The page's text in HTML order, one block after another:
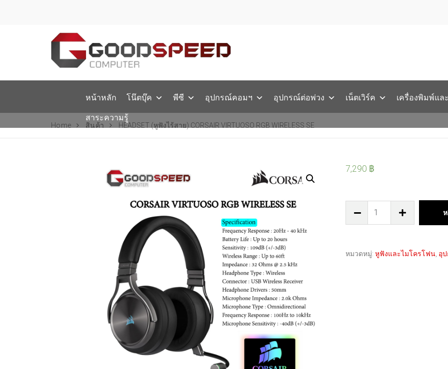
หน้าหลัก โน๊ตบุ๊ค พีซี อุปกรณ์คอมฯ อุปกรณ์ต่อพ่วง เน็ตเวิร์ค เครื่องพิมพ์แล
สาระความรู้
Home สินค้า HEADSET (หูฟังไร้สาย) CORSAIR VIRTUOSO RGB WIRELESS SE
7,290 ฿
หมวดหมู่: หูฟังและไมโครโฟน, อุ